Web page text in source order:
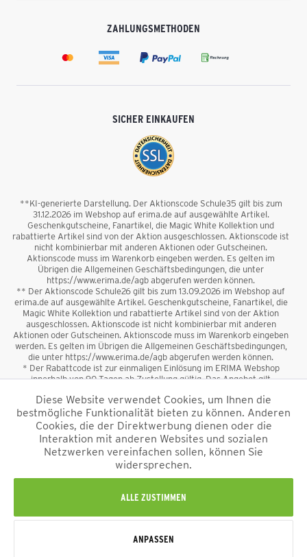
ZAHLUNGSMETHODEN
SICHER EINKAUFEN
**KI-generierte Darstellung. Der Aktionscode Schule35 gilt bis zum
31.12.2026 im Webshop auf erima.de auf ausgewählte Artikel.
Geschenkgutscheine, Fanartikel, die Magic White Kollektion und
rabattierte Artikel sind von der Aktion ausgeschlossen. Aktionscode ist
nicht kombinierbar mit anderen Aktionen oder Gutscheinen.
Aktionscode muss im Warenkorb eingeben werden. Es gelten im
Übrigen die Allgemeinen Geschäftsbedingungen, die unter
https://www.erima.de/agb abgerufen werden können.
** Der Aktionscode Schule26 gilt bis zum 13.09.2026 im Webshop auf
erima.de auf ausgewählte Artikel. Geschenkgutscheine, Fanartikel, die
Magic White Kollektion und rabattierte Artikel sind von der Aktion
ausgeschlossen. Aktionscode ist nicht kombinierbar mit anderen
Aktionen oder Gutscheinen. Aktionscode muss im Warenkorb eingeben
werden. Es gelten im Übrigen die Allgemeinen Geschäftsbedingungen,
die unter https://www.erima.de/agb abgerufen werden können.
* Der Rabattcode ist zur einmaligen Einlösung im ERIMA Webshop
innerhalb von 90 Tagen ab Zustellung gültig. Das Angebot gilt
sowie Geschenkgutscheine sind vom Rabatt ausgeschlossen. Der
Rabattcode ist nicht mit anderen Aktionen oder Gutscheinen
kombinierbar. Der Mindestbestellwert beträgt 50 €
*Alle Preise verstehen sich inkl. Mehrwertsteuer und zzgl.
und ggf. Nachnahmegebühren, wenn nicht anders
beschrieben.
Alle Rechte vorbehalten © 2026
Diese Website verwendet Cookies, um Ihnen die
bestmögliche Funktionalität bieten zu können. Anderen
Cookies, die der Direktwerbung dienen oder die
Interaktion mit anderen Websites und sozialen
Netzwerken vereinfachen sollen, können Sie
widersprechen.